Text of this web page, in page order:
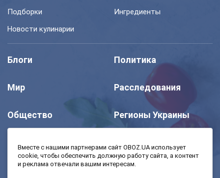
Подборки
Ингредиенты
Новости кулинарии
Блоги Политика
Мир Расследования
Общество Регионы Украины
Моя школа Авто
Вместе с нашими партнерами сайт OBOZ.UA использует
cookie, чтобы обеспечить должную работу сайта, а контент
и реклама отвечали вашим интересам.